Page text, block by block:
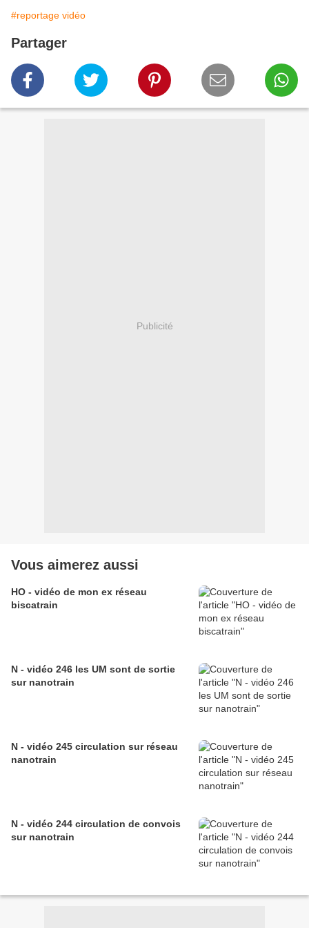
#reportage vidéo
Partager
Publicité
Vous aimerez aussi
HO - vidéo de mon ex réseau
biscatrain
N - vidéo 246 les UM sont de sortie
sur nanotrain
N - vidéo 245 circulation sur réseau
nanotrain
N - vidéo 244 circulation de convois
sur nanotrain